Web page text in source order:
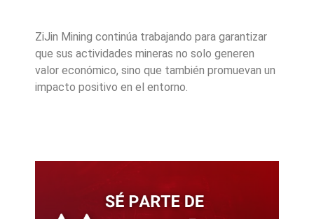
ZiJin Mining continúa trabajando para garantizar
que sus actividades mineras no solo generen
valor económico, sino que también promuevan un
impacto positivo en el entorno.